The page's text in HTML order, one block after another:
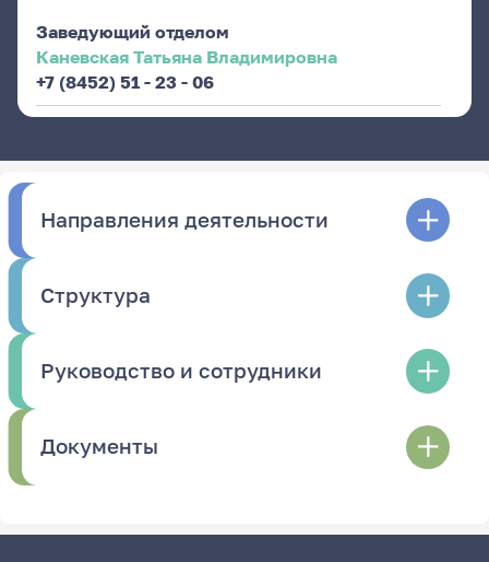
Заведующий отделом
Каневская Татьяна Владимировна
+7 (8452) 51 - 23 - 06
Направления деятельности
Структура
Руководство и сотрудники
Документы